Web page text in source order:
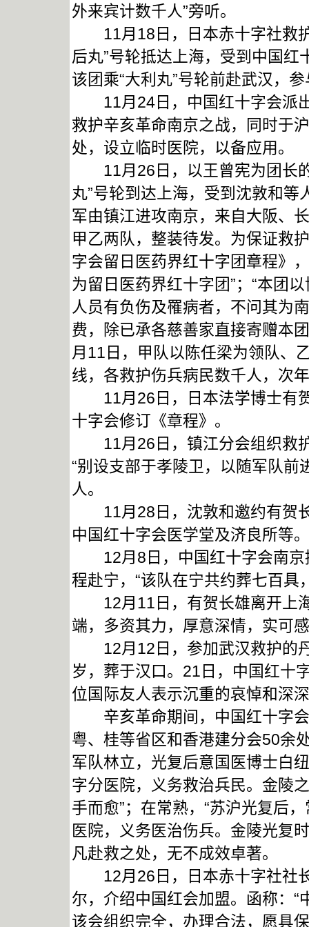
外来宾计数千人”旁听。
11月18日，日本赤十字社救护
后丸”号轮抵达上海，受到中国
该团乘“大利丸”号轮前赴武汉，
11月24日，中国红十字会派出
救护辛亥革命南京之战，同时于
处，设立临时医院，以备应用。
11月26日，以王曾宪为团长的
丸”号轮到达上海，受到沈敦和
军由镇江进攻南京，来自大阪、
甲乙两队，整装待发。为保证救
字会留日医药界红十字团章程》
为留日医药界红十字团”；“本团
人员有负伤及罹病者，不问其为
费，除已承各慈善家直接寄赠本
月11日，甲队以陈任梁为领队、
线，各救护伤兵病民数千人，次
11月26日，日本法学博士有贺
十字会修订《章程》。
11月26日，镇江分会组织救
“别设支部于孝陵卫，以随军队前
人。
11月28日，沈敦和邀约有贺长
中国红十字会医学堂及济良所等。
12月8日，中国红十字会南京
程赴宁，“该队在宁共约葬七百具
12月11日，有贺长雄离开上海
端，多资其力，厚意深情，实可
12月12日，参加武汉救护的丹
岁，葬于汉口。21日，中国红十
位国际友人表示沉重的哀悼和深
辛亥革命期间，中国红十字会
粤、桂等省区和香港建分会50余
军队林立，光复后意国医博士白
字分医院，义务救治兵民。金陵
手而愈”；在常熟，“苏沪光复后
医院，义务医治伤兵。金陵光复
凡赴救之处，无不成效卓著。
12月26日，日本赤十字社社长
尔，介绍中国红会加盟。函称：
该会组织完全，办理合法，愿具